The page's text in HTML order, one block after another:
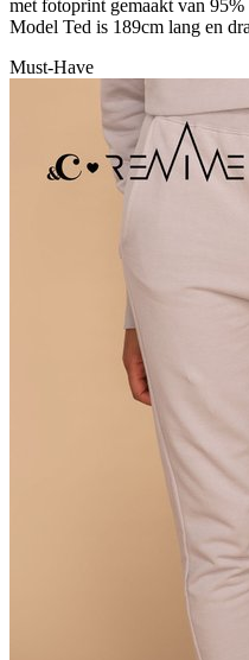
met fotoprint gemaakt van
Model Ted is 189cm lang en
Must-Have